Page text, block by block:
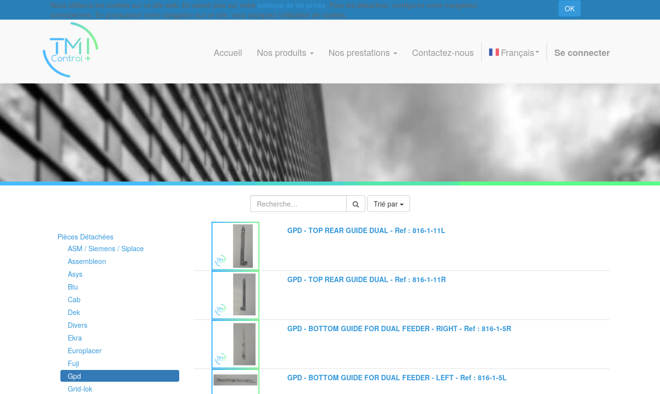
Nous utilisons les cookies sur ce site web. En savoir plus sur notre politique de vie privée. Pour les désactiver, configurez votre navigateur
correctement. En poursuivant votre navigation sur ce site, vous acceptez l’utilisation de cookies.
OK
Accueil Nos produits Nos prestations Contactez-nous Français Se connecter
Trié par
Pièces Détachées
ASM / Siemens / Siplace
Assembleon
Asys
Btu
Cab
Dek
Divers
Ekra
Europlacer
Fuji
Gpd
Grid-lok
GPD - TOP REAR GUIDE DUAL - Ref : 816-1-11L
GPD - TOP REAR GUIDE DUAL - Ref : 816-1-11R
GPD - BOTTOM GUIDE FOR DUAL FEEDER - RIGHT - Ref : 816-1-5R
GPD - BOTTOM GUIDE FOR DUAL FEEDER - LEFT - Ref : 816-1-5L